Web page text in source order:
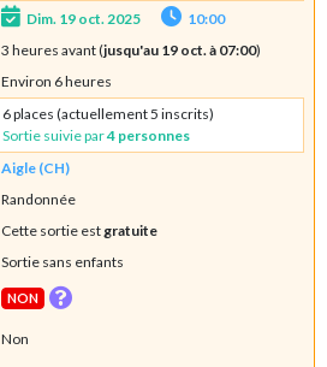
Dim. 19 oct. 2025
10:00
3 heures avant (jusqu'au 19 oct. à 07:00)
Environ 6 heures
6 places (actuellement 5 inscrits)
Sortie suivie par4 personnes
Aigle (CH)
Randonnée
Cette sortie est gratuite
Sortie sans enfants
NON
Non